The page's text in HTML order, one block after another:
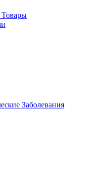
Товары
Заболевания